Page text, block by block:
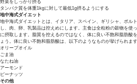
野菜をしっかり摂る
タンパク質を体重1kgに対して最低1g摂るようにする
地中海式ダイエット
地中海式ダイエットとは、イタリア、スペイン、ギリシャ、ポル
し、肉、卵、乳製品は控えめにします。主食は全粒粉の穀物を
に摂取します。脂質を控えるのではなく、体に良い不飽和脂肪
ょう。体に良い不飽和脂肪酸は、以下のようなものが挙げられます
オリーブオイル
ごま油
なたね油
アーモンド
ピーナッツ
その他